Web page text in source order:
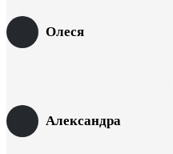
Олеся
Александра